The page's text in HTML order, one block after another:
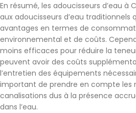
En résumé, les adoucisseurs d’eau à
aux adoucisseurs d’eau traditionnels
avantages en termes de
environnemental et de coûts.
moins efficaces pour réduire la
peuvent avoir des coûts
l’entretien des équipements
important de prendre en compte les
canalisations dus à la présence
dans l’eau.